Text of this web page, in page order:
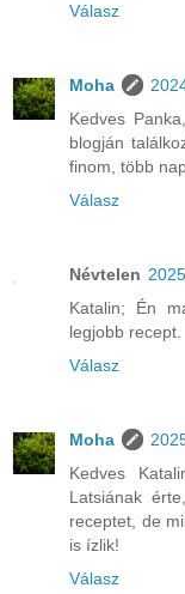
Válasz
Moha
Kedves
blogján
finom, több
Válasz
Névtelen
Katalin; Én
legjobb recept.
Válasz
Moha
Kedves
Latsiának
receptet, de
is ízlik!
Válasz